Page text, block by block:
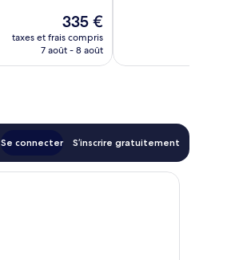
Le
nouveau
prix
335 €
taxes et frais compris
7 août - 8 août
Se connecter S’inscrire gratuitement